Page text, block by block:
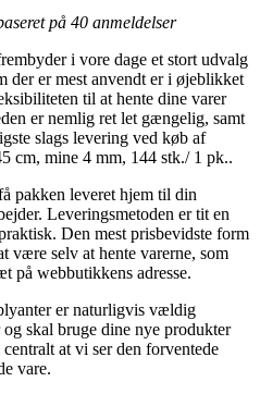
på 40 anmeldelser
i vore dage et stort udvalg
der er mest anvendt er i øjeblikket
til at hente dine varer
er nemlig ret let gængelig, samt
slags levering ved køb af
cm, mine 4 mm, 144 stk./ 1 pk..
pakken leveret hjem til din
Leveringsmetoden er tit en
Den mest prisbevidste form
være selv at hente varerne, som
på webbutikkens adresse.
er naturligvis vældig
skal bruge dine nye produkter
at vi ser den forventede
vare.